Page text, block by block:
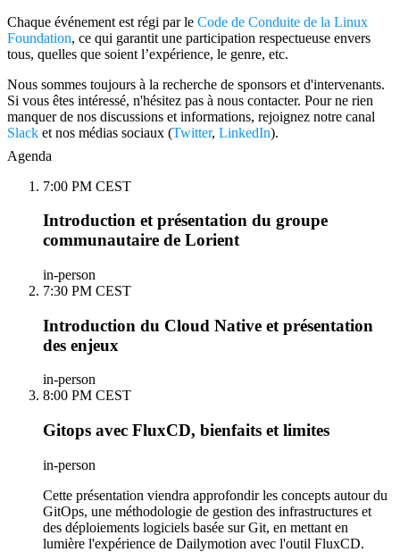
Chaque événement est régi par le Code de Conduite de la Linux
Foundation, ce qui garantit une participation respectueuse envers
tous, quelles que soient l’expérience, le genre, etc.
Nous sommes toujours à la recherche de sponsors et d'intervenants.
Si vous êtes intéressé, n'hésitez pas à nous contacter. Pour ne rien
manquer de nos discussions et informations, rejoignez notre canal
Slack et nos médias sociaux (Twitter, LinkedIn).
Agenda
7:00 PM CEST
Introduction et présentation du groupe
communautaire de Lorient
in-person
7:30 PM CEST
Introduction du Cloud Native et présentation
des enjeux
in-person
8:00 PM CEST
Gitops avec FluxCD, bienfaits et limites
in-person
Cette présentation viendra approfondir les concepts autour du
GitOps, une méthodologie de gestion des infrastructures et
des déploiements logiciels basée sur Git, en mettant en
lumière l'expérience de Dailymotion avec l'outil FluxCD.